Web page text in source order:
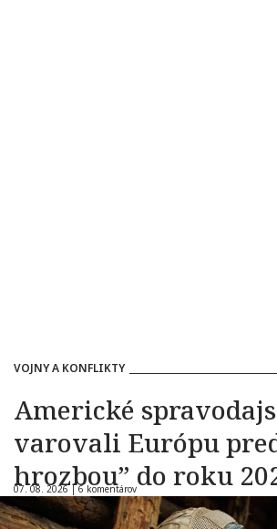
VOJNY A KONFLIKTY
Americké
varovali Európu
hrozbou” do roku
07. 08. 2026 |6 komentárov